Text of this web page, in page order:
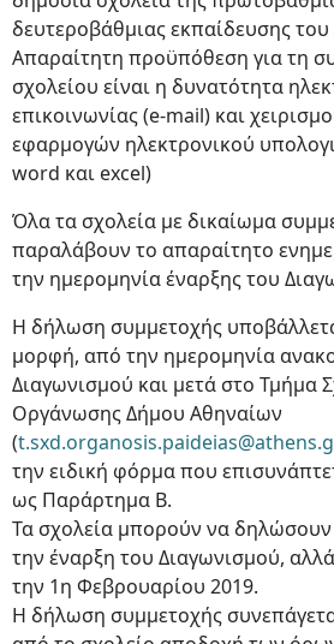
δευτεροβάθμιας εκπαίδευσης
Απαραίτητη προϋπόθεση για τη
σχολείου είναι η δυνατότητα
επικοινωνίας (e-mail) και
εφαρμογών ηλεκτρονικού
word και excel)
Όλα τα σχολεία με δικαίωμα
παραλάβουν το απαραίτητο
την ημερομηνία έναρξης του
Η δήλωση συμμετοχής
μορφή, από την ημερομηνία
Διαγωνισμού και μετά στο Τμήμα
Οργάνωσης Δήμου Αθηναίων
(
την ειδική φόρμα που
ως Παράρτημα Β.
Τα σχολεία μπορούν να
την έναρξη του Διαγωνισμού,
την 1η Φεβρουαρίου 2019.
Η δήλωση συμμετοχής